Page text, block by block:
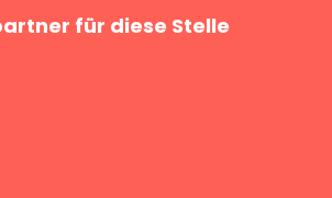
für diese Stelle